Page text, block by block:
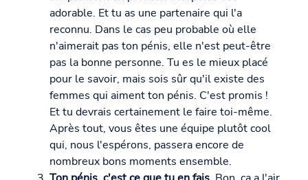
adorable. Et tu as une partenaire qui l'a
reconnu. Dans le cas peu probable où elle
n'aimerait pas ton pénis, elle n'est peut-être
pas la bonne personne. Tu es le mieux placé
pour le savoir, mais sois sûr qu'il existe des
femmes qui aiment ton pénis. C'est promis !
Et tu devrais certainement le faire toi-même.
Après tout, vous êtes une équipe plutôt cool
qui, nous l'espérons, passera encore de
nombreux bons moments ensemble.